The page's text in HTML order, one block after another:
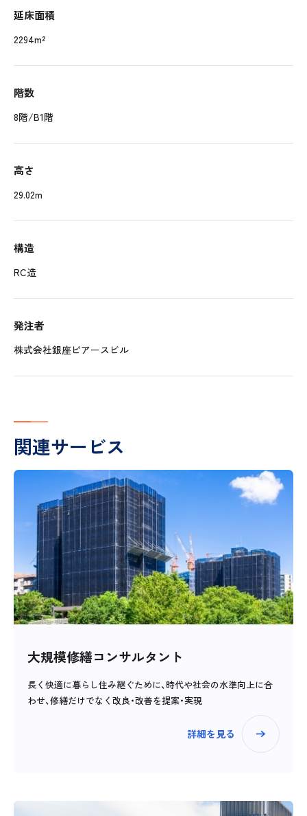
延床面積
2294m²
階数
8階/B1階
高さ
29.02m
構造
RC造
発注者
株式会社銀座ピアースビル
関連サービス
大規模修繕コンサルタント
長く快適に暮らし住み継ぐために、時代や社会の水準向上に合
わせ、修繕だけでなく改良・改善を提案・実現
詳細を見る